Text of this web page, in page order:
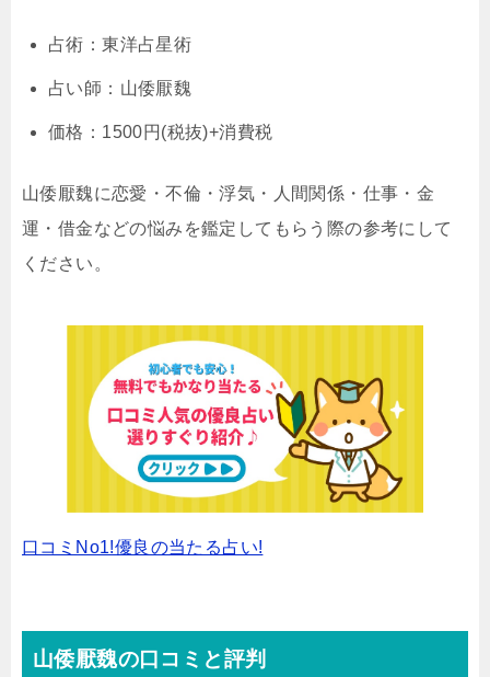
占術：東洋占星術
占い師：山倭厭魏
価格：1500円(税抜)+消費税
山倭厭魏に恋愛・不倫・浮気・人間関係・仕事・金
運・借金などの悩みを鑑定してもらう際の参考にして
ください。
口コミNo1!優良の当たる占い!
山倭厭魏の口コミと評判